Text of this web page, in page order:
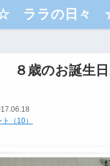
ララの日々
８歳のお誕生日
（10）